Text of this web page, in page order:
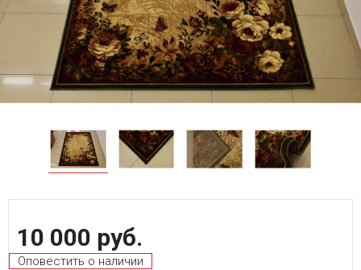
10 000 руб.
Оповестить о наличии